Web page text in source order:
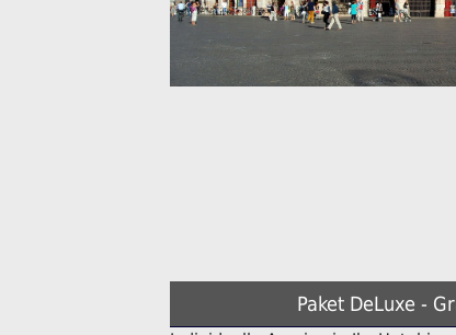
Paket DeLuxe -